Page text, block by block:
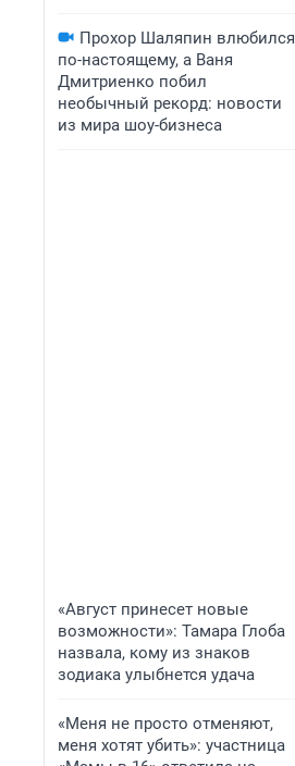
Прохор Шаляпин влюбился
по-настоящему, а Ваня
Дмитриенко побил
необычный рекорд: новости
из мира шоу-бизнеса
«Август принесет новые
возможности»: Тамара Глоба
назвала, кому из знаков
зодиака улыбнется удача
«Меня не просто отменяют,
меня хотят убить»: участница